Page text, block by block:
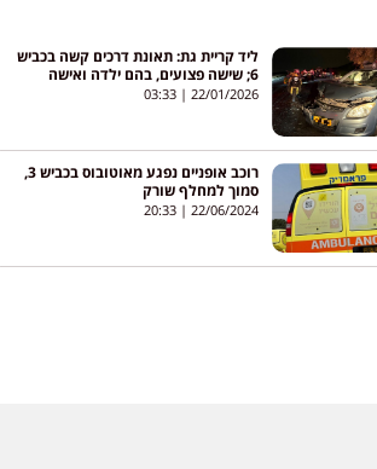
ליד קריית גת: תאונת דרכים קשה בכביש
6; שישה פצועים, בהם ילדה ואישה
הובהלו לברזילי
22/01/2026
רוכב אופניים נפגע מאוטובוס בכביש 3,
סמוך למחלף שורק
22/06/2024